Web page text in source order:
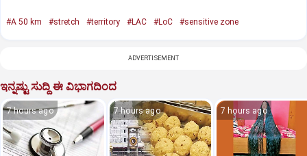
#A 50 km #stretch #territory #LAC #LoC #sensitive zone
ADVERTISEMENT
ಇನ್ನಷ್ಟು ಸುದ್ದಿ ಈ ವಿಭಾಗದಿಂದ
7 hours ago 7 hours ago 7 hours ago